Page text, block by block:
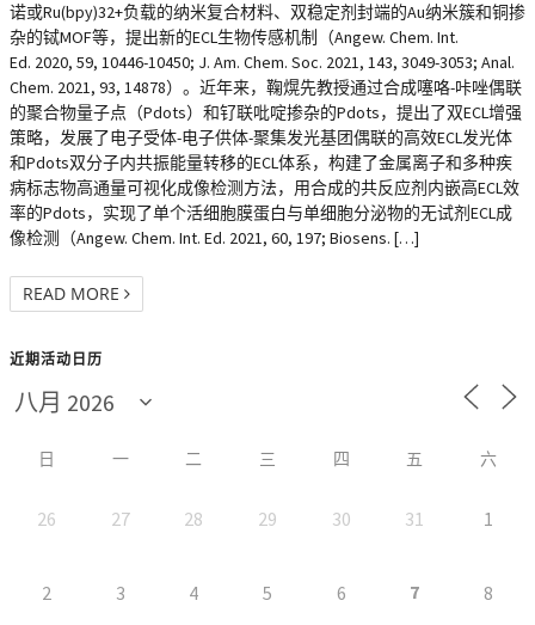
诺或Ru(bpy)32+负载的纳米复合材料、双稳定剂封端的Au纳米簇和铜掺
杂的铽MOF等，提出新的ECL生物传感机制（Angew. Chem. Int.
Ed. 2020, 59, 10446-10450; J. Am. Chem. Soc. 2021, 143, 3049-3053; Anal.
Chem. 2021, 93, 14878）。近年来，鞠熀先教授通过合成噻咯-咔唑偶联
的聚合物量子点（Pdots）和钌联吡啶掺杂的Pdots，提出了双ECL增强
策略，发展了电子受体-电子供体-聚集发光基团偶联的高效ECL发光体
和Pdots双分子内共振能量转移的ECL体系，构建了金属离子和多种疾
病标志物高通量可视化成像检测方法，用合成的共反应剂内嵌高ECL效
率的Pdots，实现了单个活细胞膜蛋白与单细胞分泌物的无试剂ECL成
像检测（Angew. Chem. Int. Ed. 2021, 60, 197; Biosens. […]
READ MORE
近期活动日历
日 一 二 三 四 五 六
26 27 28 29 30 31 1
2 3 4 5 6 7 8